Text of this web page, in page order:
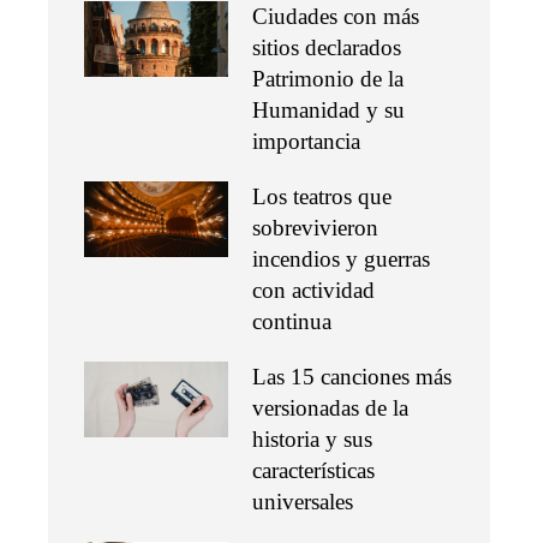
Ciudades con más
sitios declarados
Patrimonio de la
Humanidad y su
importancia
Los teatros que
sobrevivieron
incendios y guerras
con actividad
continua
Las 15 canciones más
versionadas de la
historia y sus
características
universales